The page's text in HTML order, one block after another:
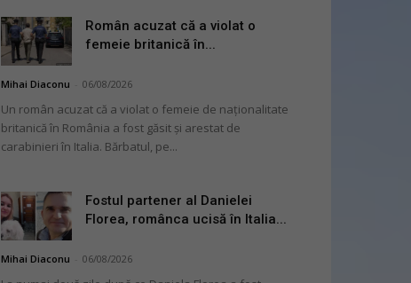
Român acuzat că a violat o
femeie britanică în...
Mihai Diaconu 06/08/2026
Un român acuzat că a violat o femeie de naționalitate
britanică în România a fost găsit și arestat de
carabinieri în Italia. Bărbatul, pe...
Fostul partener al Danielei
Florea, românca ucisă în Italia...
Mihai Diaconu 06/08/2026